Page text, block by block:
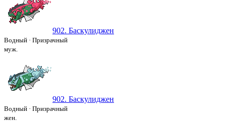
902. Баскулиджен
Водный · Призрачный
муж.
902. Баскулиджен
Водный · Призрачный
жен.